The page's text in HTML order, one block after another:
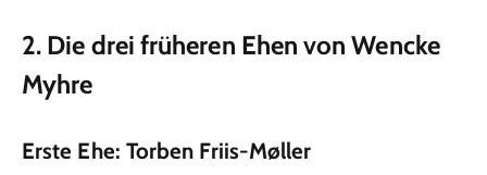
2. Die drei früheren Ehen von Wencke
Myhre
Erste Ehe: Torben Friis-Møller